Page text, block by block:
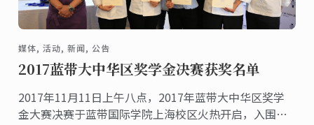
媒体, 活动, 新闻, 公告
2017蓝带大中华区奖学金决赛获奖名单
2017年11月11日上午八点，2017年蓝带大中华区奖学
金大赛决赛于蓝带国际学院上海校区火热开启，入围本